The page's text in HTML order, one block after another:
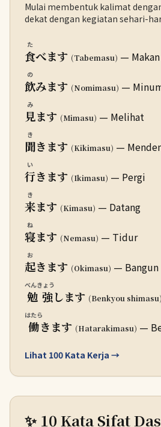
Mulai membentuk kalimat
dekat dengan kegiatan sehari-
食
た
べます (Tabemasu) — Makan
飲
の
みます (Nomimasu) —
見
み
ます (Mimasu) — Melihat
聞
き
きます (Kikimasu) —
行
い
きます (Ikimasu) — Pergi
来
き
ます (Kimasu) — Datang
寝
ね
ます (Nemasu) — Tidur
起
お
きます (Okimasu) — Bangun
勉強
べんきょう
します (Benkyou shimasu)
働
はたら
きます (Hatarakimasu) —
Lihat 100 Kata Kerja →
✨ 10 Kata Sifat